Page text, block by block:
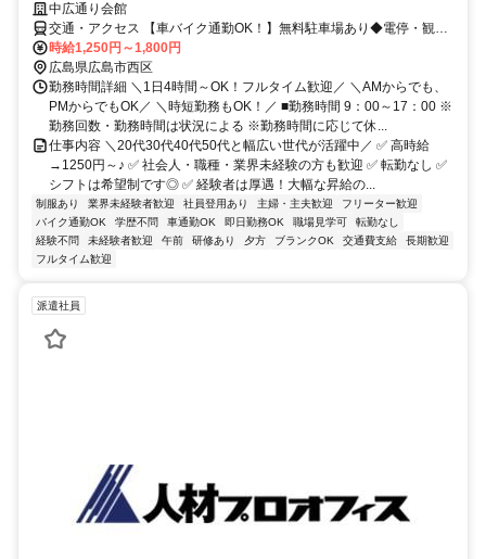
中広通り会館
交通・アクセス 【車バイク通勤OK！】無料駐車場あり◆電停・観音
新町から徒歩5分
時給1,250円～1,800円
広島県広島市西区
勤務時間詳細 ＼1日4時間～OK！フルタイム歓迎／ ＼AMからでも、
PMからでもOK／ ＼時短勤務もOK！／ ■勤務時間 9：00～17：00 ※
勤務回数・勤務時間は状況による ※勤務時間に応じて休...
仕事内容 ＼20代30代40代50代と幅広い世代が活躍中／ ✅ 高時給
→1250円～♪ ✅ 社会人・職種・業界未経験の方も歓迎 ✅ 転勤なし ✅
シフトは希望制です◎ ✅ 経験者は厚遇！⼤幅な昇給の...
制服あり 業界未経験者歓迎 社員登用あり 主婦・主夫歓迎
フリーター歓迎
バイク通勤OK
学歴不問 車通勤OK 即日勤務OK 職場見学可
転勤なし
経験不問
未経験者歓迎 午前 研修あり 夕方 ブランクOK 交通費支給
長期歓迎
フルタイム歓迎
派遣社員